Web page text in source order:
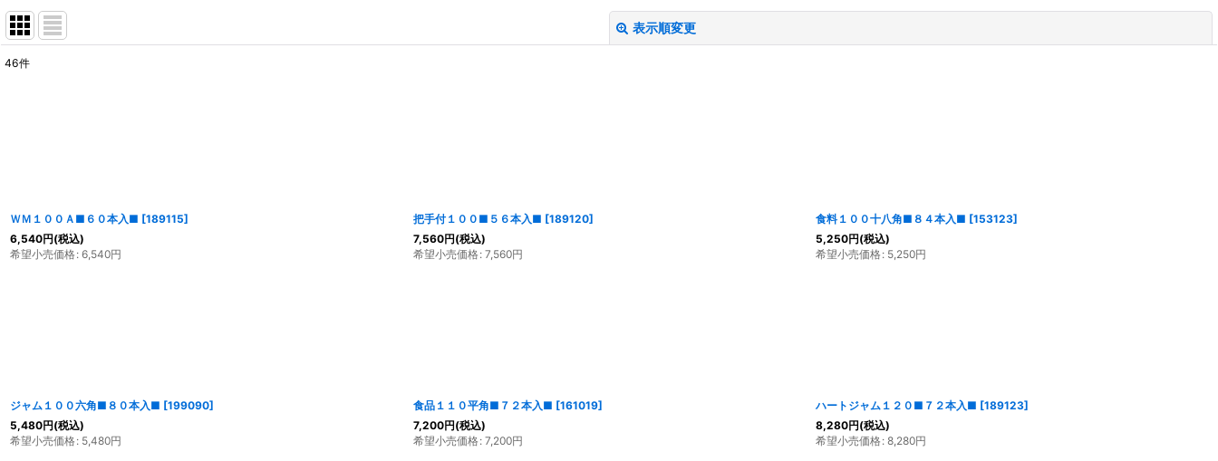
表示順変更
46件
ＷＭ１００Ａ■６０本入■ [189115]
6,540円(税込)
希望小売価格: 6,540円
把手付１００■５６本入■ [189120]
7,560円(税込)
希望小売価格: 7,560円
食料１００十八角■８４本入■ [153123]
5,250円(税込)
希望小売価格: 5,250円
ジャム１００六角■８０本入■ [199090]
5,480円(税込)
希望小売価格: 5,480円
食品１１０平角■７２本入■ [161019]
7,200円(税込)
希望小売価格: 7,200円
ハートジャム１２０■７２本入■ [189123]
8,280円(税込)
希望小売価格: 8,280円